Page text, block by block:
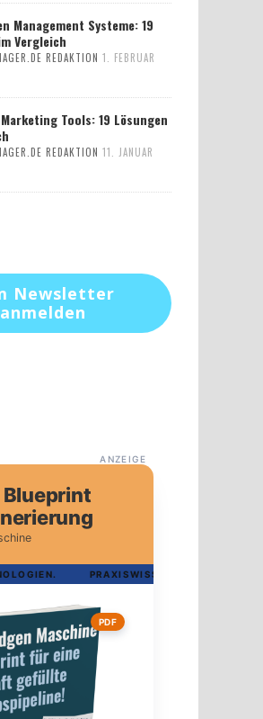
Management Systeme: 19
Vergleich
REDAKTION 1. FEBRUAR
Tools: 19 Lösungen
REDAKTION 11. JANUAR
Newsletter
anmelden